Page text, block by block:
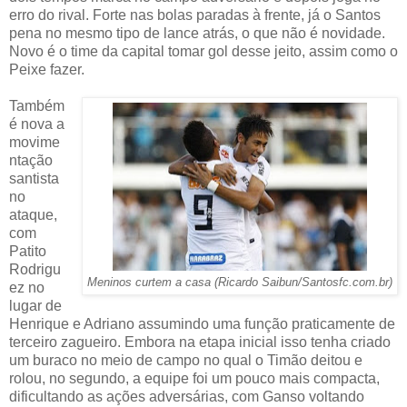
erro do rival. Forte nas bolas paradas à frente, já o Santos
pena no mesmo tipo de lance atrás, o que não é novidade.
Novo é o time da capital tomar gol desse jeito, assim como o
Peixe fazer.
Meninos curtem a casa (Ricardo Saibun/Santosfc.com.br)
Também
é nova a
movime
ntação
santista
no
ataque,
com
Patito
Rodrigu
ez no
lugar de
Henrique e Adriano assumindo uma função praticamente de
terceiro zagueiro. Embora na etapa inicial isso tenha criado
um buraco no meio de campo no qual o Timão deitou e
rolou, no segundo, a equipe foi um pouco mais compacta,
dificultando as ações adversárias, com Ganso voltando